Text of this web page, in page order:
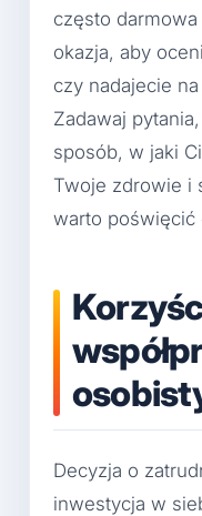
często darmowa
okazja, aby
czy nadajecie
Zadawaj
sposób, w jaki
Twoje zdrowie i
warto poświęcić
Decyzja o
inwestycja w